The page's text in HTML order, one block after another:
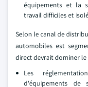
équipements et la
travail difficiles et
Selon le canal de
automobiles est
direct devrait dominer le
Les
d'équipements de